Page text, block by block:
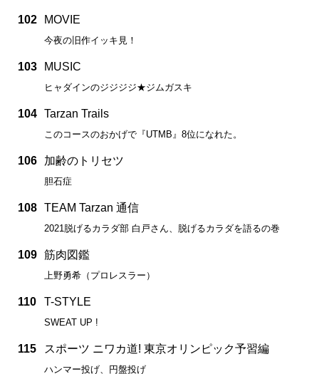
102 MOVIE
今夜の旧作イッキ見！
103 MUSIC
ヒャダインのジジジジ★ジムガスキ
104 Tarzan Trails
このコースのおかげで『UTMB』8位になれた。
106 加齢のトリセツ
胆石症
108 TEAM Tarzan 通信
2021脱げるカラダ部 白戸さん、脱げるカラダを語るの巻
109 筋肉図鑑
上野勇希（プロレスラー）
110 T-STYLE
SWEAT UP !
115 スポーツ ニワカ道! 東京オリンピック予習編
ハンマー投げ、円盤投げ